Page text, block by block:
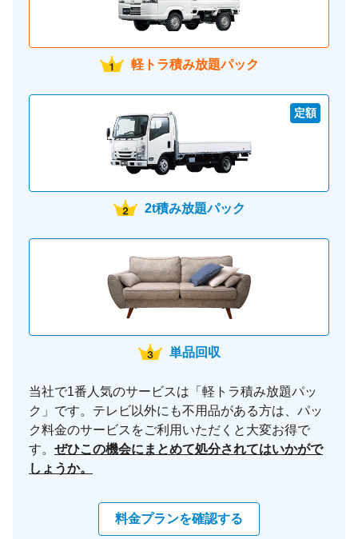
軽トラ積み放題パック
定額
2t積み放題パック
単品回収
当社で1番人気のサービスは「軽トラ積み放題パッ
ク」です。テレビ以外にも不用品がある方は、パッ
ク料金のサービスをご利用いただくと大変お得で
す。 ぜひこの機会にまとめて処分されてはいかがで
しょうか。
料金プランを確認する